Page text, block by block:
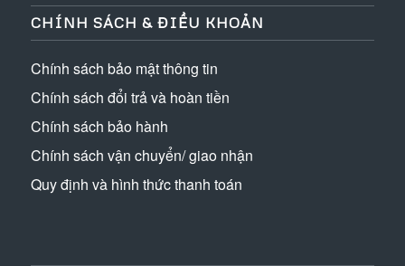
CHÍNH SÁCH & ĐIỀU KHOẢN
Chính sách bảo mật thông tin
Chính sách đổi trả và hoàn tiền
Chính sách bảo hành
Chính sách vận chuyển/ giao nhận
Quy định và hình thức thanh toán